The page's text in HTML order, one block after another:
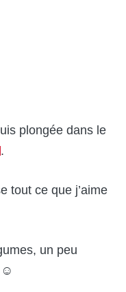
plongée dans le
.
tout ce que j’aime
un peu
☺